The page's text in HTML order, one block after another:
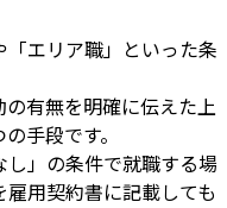
エリア職」といった条
有無を明確に伝えた上
手段です。
」の条件で就職する場
用契約書に記載しても